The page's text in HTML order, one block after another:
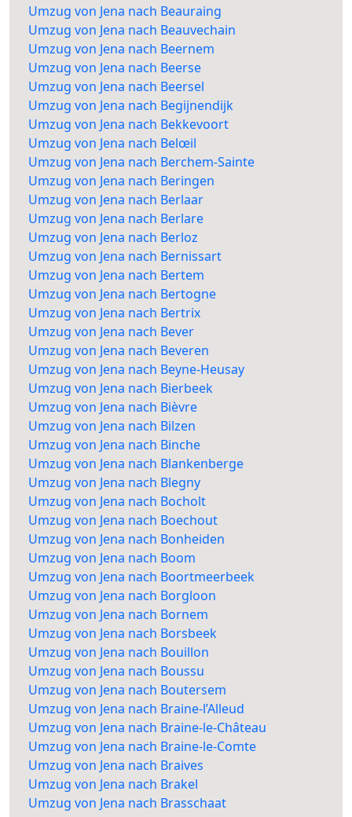
Umzug von Jena nach Beauraing
Umzug von Jena nach Beauvechain
Umzug von Jena nach Beernem
Umzug von Jena nach Beerse
Umzug von Jena nach Beersel
Umzug von Jena nach Begijnendijk
Umzug von Jena nach Bekkevoort
Umzug von Jena nach Belœil
Umzug von Jena nach Berchem-Sainte
Umzug von Jena nach Beringen
Umzug von Jena nach Berlaar
Umzug von Jena nach Berlare
Umzug von Jena nach Berloz
Umzug von Jena nach Bernissart
Umzug von Jena nach Bertem
Umzug von Jena nach Bertogne
Umzug von Jena nach Bertrix
Umzug von Jena nach Bever
Umzug von Jena nach Beveren
Umzug von Jena nach Beyne-Heusay
Umzug von Jena nach Bierbeek
Umzug von Jena nach Bièvre
Umzug von Jena nach Bilzen
Umzug von Jena nach Binche
Umzug von Jena nach Blankenberge
Umzug von Jena nach Blegny
Umzug von Jena nach Bocholt
Umzug von Jena nach Boechout
Umzug von Jena nach Bonheiden
Umzug von Jena nach Boom
Umzug von Jena nach Boortmeerbeek
Umzug von Jena nach Borgloon
Umzug von Jena nach Bornem
Umzug von Jena nach Borsbeek
Umzug von Jena nach Bouillon
Umzug von Jena nach Boussu
Umzug von Jena nach Boutersem
Umzug von Jena nach Braine-l’Alleud
Umzug von Jena nach Braine-le-Château
Umzug von Jena nach Braine-le-Comte
Umzug von Jena nach Braives
Umzug von Jena nach Brakel
Umzug von Jena nach Brasschaat